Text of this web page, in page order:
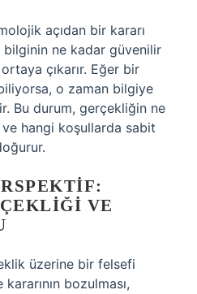
açıdan bir kararı
bilginin ne kadar güvenilir
çıkarır. Eğer bir
o zaman bilgiye
Bu durum, gerçekliğin ne
hangi koşullarda sabit
VE
üzerine bir felsefi
bozulması,